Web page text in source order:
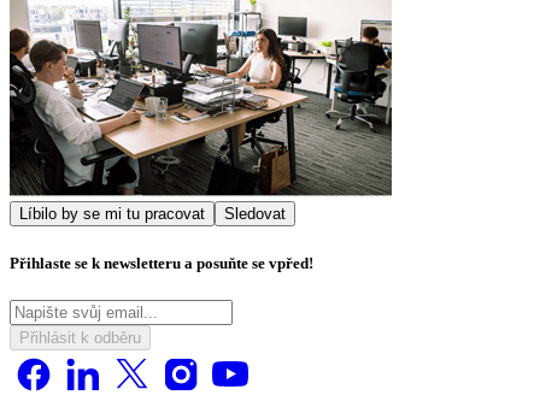
Líbilo by se mi tu pracovat Sledovat
Přihlaste se k newsletteru a posuňte se vpřed!
Přihlásit k odběru